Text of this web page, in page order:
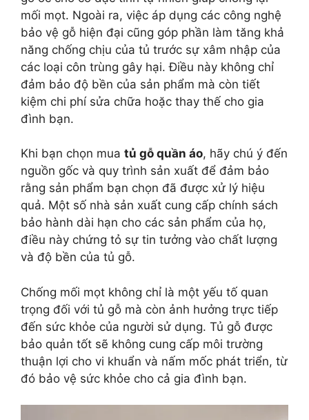
mối mọt. Ngoài ra, việc áp dụng các công nghệ
bảo vệ gỗ hiện đại cũng góp phần làm tăng khả
năng chống chịu của tủ trước sự xâm nhập của
các loại côn trùng gây hại. Điều này không chỉ
đảm bảo độ bền của sản phẩm mà còn tiết
kiệm chi phí sửa chữa hoặc thay thế cho gia
đình bạn.
Khi bạn chọn mua tủ gỗ quần áo, hãy chú ý đến
nguồn gốc và quy trình sản xuất để đảm bảo
rằng sản phẩm bạn chọn đã được xử lý hiệu
quả. Một số nhà sản xuất cung cấp chính sách
bảo hành dài hạn cho các sản phẩm của họ,
điều này chứng tỏ sự tin tưởng vào chất lượng
và độ bền của tủ gỗ.
Chống mối mọt không chỉ là một yếu tố quan
trọng đối với tủ gỗ mà còn ảnh hưởng trực tiếp
đến sức khỏe của người sử dụng. Tủ gỗ được
bảo quản tốt sẽ không cung cấp môi trường
thuận lợi cho vi khuẩn và nấm mốc phát triển, từ
đó bảo vệ sức khỏe cho cả gia đình bạn.